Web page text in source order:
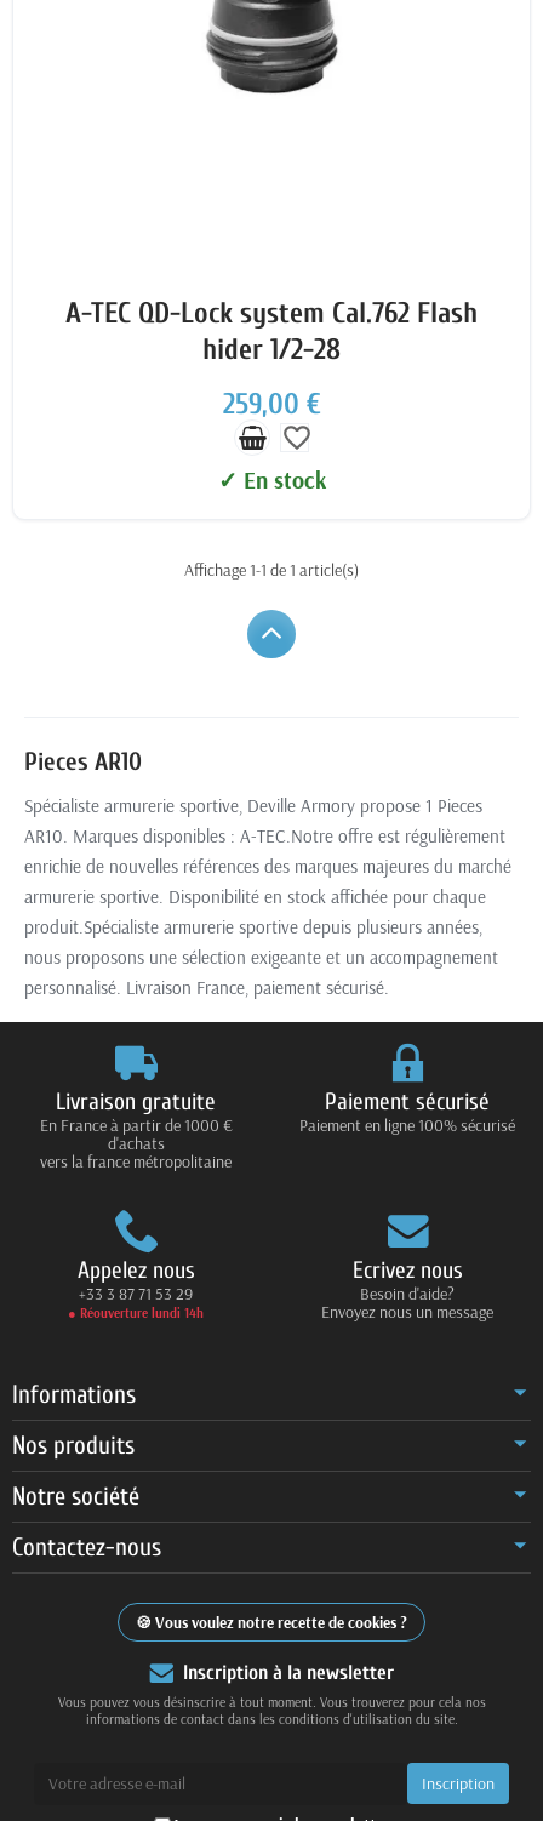
A-TEC QD-Lock system Cal.762 Flash
hider 1/2-28
259,00 €
favorite_border
✓ En stock
Affichage 1-1 de 1 article(s)
Pieces AR10
Spécialiste armurerie sportive, Deville Armory propose 1 Pieces
AR10. Marques disponibles : A-TEC.Notre offre est régulièrement
enrichie de nouvelles références des marques majeures du marché
armurerie sportive. Disponibilité en stock affichée pour chaque
produit.Spécialiste armurerie sportive depuis plusieurs années,
nous proposons une sélection exigeante et un accompagnement
personnalisé. Livraison France, paiement sécurisé.
Livraison gratuite
En France à partir de 1000 €
d'achats
vers la france métropolitaine
Paiement sécurisé
Paiement en ligne 100% sécurisé
Appelez nous
+33 3 87 71 53 29
● Réouverture lundi 14h
Ecrivez nous
Besoin d'aide?
Envoyez nous un message
Informations
Nos produits
Notre société
Contactez-nous
Vous voulez notre recette de cookies ?
Inscription à la newsletter
Vous pouvez vous désinscrire à tout moment. Vous trouverez pour cela nos
informations de contact dans les conditions d'utilisation du site.